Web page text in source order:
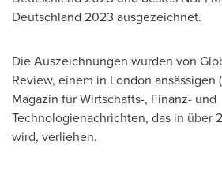
Deutschland 2023 ausgezeichnet.
Die Auszeichnungen wurden von
Review, einem in London ansässigen (
Magazin für Wirtschafts-, Finanz- und
Technologienachrichten, das in über
wird, verliehen.